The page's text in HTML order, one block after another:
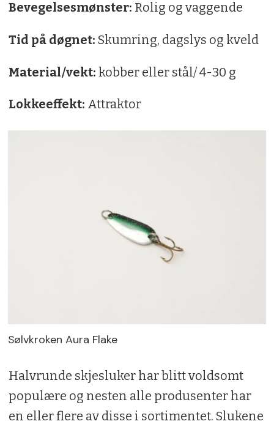
Bevegelsesmønster: Rolig og vaggende
Tid på døgnet: Skumring, dagslys og kveld
Material/vekt: kobber eller stål/ 4-30 g
Lokkeeffekt: Attraktor
Sølvkroken Aura Flake
Halvrunde skjesluker har blitt voldsomt
populære og nesten alle produsenter har
en eller flere av disse i sortimentet. Slukene